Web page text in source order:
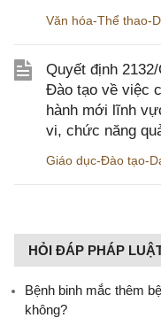
Văn hóa-Thể thao-
Quyết định
Đào tạo về việc
hành mới lĩnh
vi, chức năng
Giáo dục-Đào tạo-
HỎI ĐÁP PHÁP
Bệnh binh mắc thêm
không?